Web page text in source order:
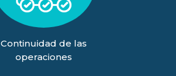
Continuidad de las
operaciones